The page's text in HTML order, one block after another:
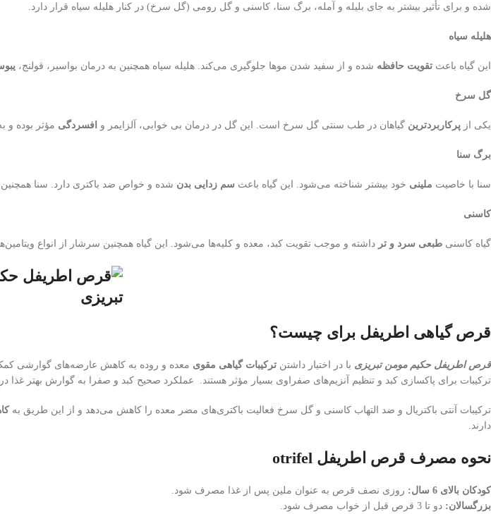
شده و برای تأثیر بیشتر به جای بلیله و آمله، برگ سنا، کاسنی و گل رومی (گل سرخ) در کنار هلیله سیاه قرار دارد.
هلیله سیاه
این گیاه باعث تقویت حافظه شده و از سفید شدن موها جلوگیری می‌کند. هلیله سیاه همچنین به درمان بواسیر، قولنج،
گل سرخ
یکی از پرکاربردترین گیاهان در طب سنتی گل سرخ است. این گل در درمان بی خوابی، آلزایمر و افسردگی مؤثر بوده و
برگ سنا
سنا با خاصیت ملینی خود بیشتر شناخته می‌شود. این گیاه باعث سم زدایی بدن شده و خواص ضد باکتری دارد. سنا همچنین
کاسنی
گیاه کاسنی طبعی سرد و تر داشته و موجب تقویت کبد، معده و کلیه‌ها می‌شود. این گیاه همچنین سرشار از انواع
قرص گیاهی اطریفل برای چیست؟
قرص اطریفل حکیم مومن تبریزی با در اختیار داشتن ترکیبات گیاهی مقوی معده و روده به کاهش عارضه‌های گوارشی
ترکیبات برای پاکسازی کبد و تنظیم آنزیم‌های صفراوی بسیار مؤثر هستند. عملکرد صحیح کبد و صفرا به گوارش بهتر غذا
ترکیبات آنتی باکتریال و ضد التهاب کاسنی و گل سرخ فعالیت باکتری‌های مضر معده را کاهش می‌دهد و از این طریق به
دارند.
نحوه مصرف قرص اطریفل otrifel
کودکان بالای 6 سال:
روزی نصف قرص به عنوان ملین پس از غذا مصرف شود.
بزرگسالان: دو تا 3 قرص قبل از خواب مصرف شود.